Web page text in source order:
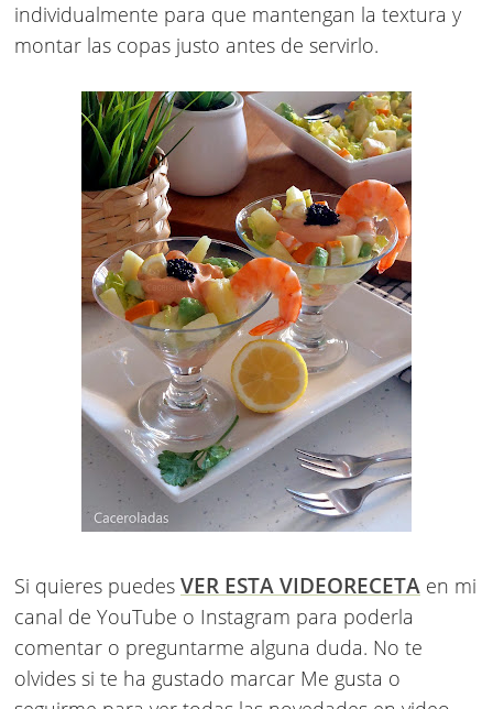
individualmente para que mantengan la textura y
montar las copas justo antes de servirlo.
Si quieres puedes VER ESTA VIDEORECETA en mi
canal de YouTube o Instagram para poderla
comentar o preguntarme alguna duda. No te
olvides si te ha gustado marcar Me gusta o